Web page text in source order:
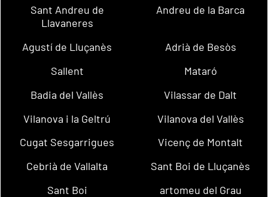
Sant Andreu de
Llavaneres
Andreu de la Barca
Agustí de Lluçanès
Adrià de Besòs
Sallent
Mataró
Badia del Vallès
Vilassar de Dalt
Vilanova i la Geltrú
Vilanova del Vallès
Cugat Sesgarrigues
Vicenç de Montalt
Cebrià de Vallalta
Sant Boi de Lluçanès
Sant Boi
artomeu del Grau